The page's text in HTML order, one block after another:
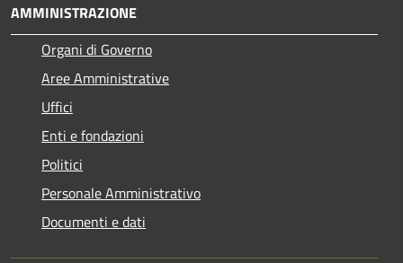
AMMINISTRAZIONE
Organi di Governo
Aree Amministrative
Uffici
Enti e fondazioni
Politici
Personale Amministrativo
Documenti e dati